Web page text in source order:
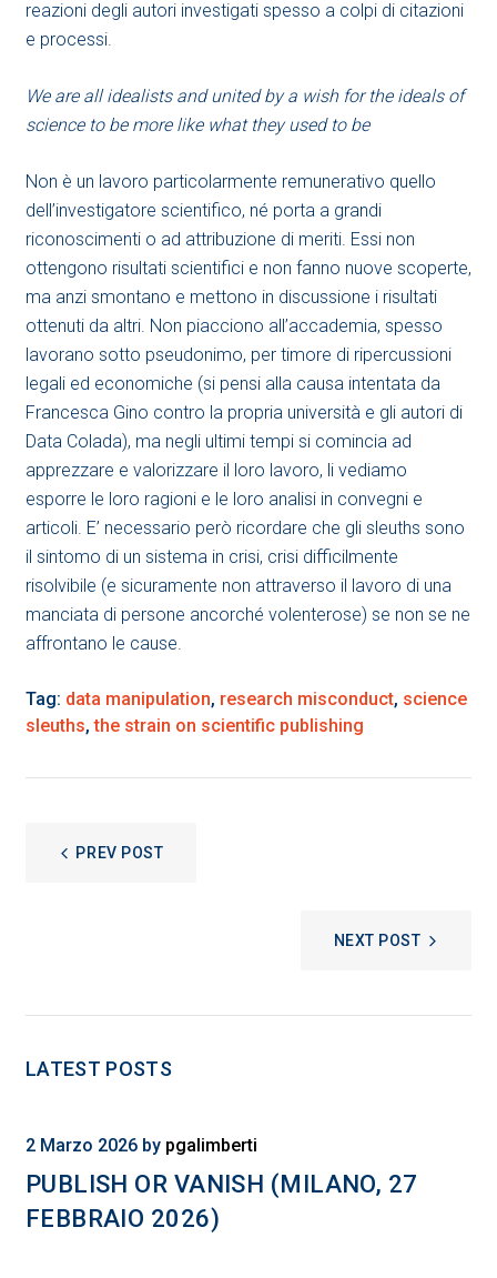
reazioni degli autori investigati spesso a colpi di citazioni
e processi.
We are all idealists and united by a wish for the ideals of
science to be more like what they used to be
Non è un lavoro particolarmente remunerativo quello
dell’investigatore scientifico, né porta a grandi
riconoscimenti o ad attribuzione di meriti. Essi non
ottengono risultati scientifici e non fanno nuove scoperte,
ma anzi smontano e mettono in discussione i risultati
ottenuti da altri. Non piacciono all’accademia, spesso
lavorano sotto pseudonimo, per timore di ripercussioni
legali ed economiche (si pensi alla causa intentata da
Francesca Gino contro la propria università e gli autori di
Data Colada), ma negli ultimi tempi si comincia ad
apprezzare e valorizzare il loro lavoro, li vediamo
esporre le loro ragioni e le loro analisi in convegni e
articoli. E’ necessario però ricordare che gli sleuths sono
il sintomo di un sistema in crisi, crisi difficilmente
risolvibile (e sicuramente non attraverso il lavoro di una
manciata di persone ancorché volenterose) se non se ne
affrontano le cause.
Tag: data manipulation, research misconduct, science
sleuths,the strain on scientific publishing
ARTICOLI
PREV POST
NEXT POST
LATEST POSTS
2 Marzo 2026 by pgalimberti
PUBLISH OR VANISH (MILANO, 27
FEBBRAIO 2026)